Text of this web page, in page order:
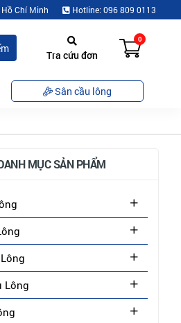
Chí Minh Hotline: 096 809 0113
Tra cứu đơn
0
Sân cầu lông
MỤC SẢN PHẨM
Lông